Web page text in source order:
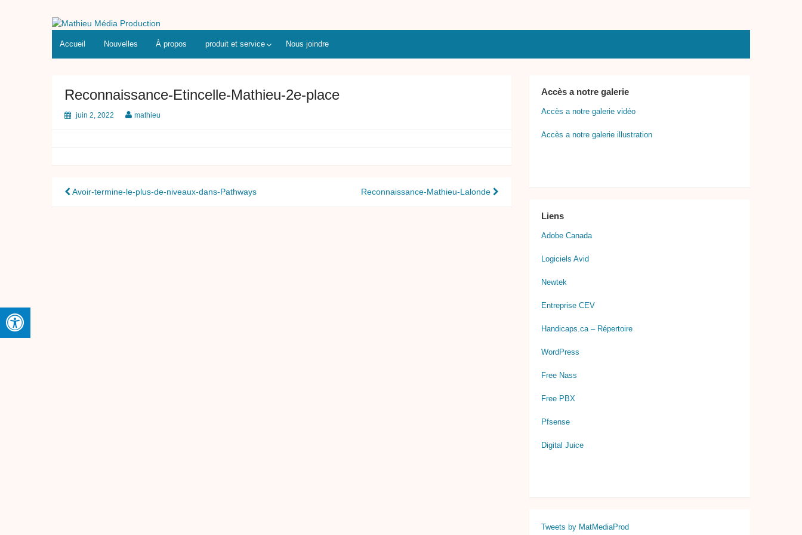
Mathieu Média Production
Transferts et Montage Vidéo
Accueil Nouvelles À propos produit et service Nous joindre
Reconnaissance-Etincelle-Mathieu-2e-place
juin 2, 2022 mathieu
Navigation
Avoir-termine-le-plus-de-niveaux-dans-Pathways Reconnaissance-Mathieu-Lalonde
Accès a notre galerie
Accès a notre galerie vidéo
Accès a notre galerie illustration
Liens
Adobe Canada
Logiciels Avid
Newtek
Entreprise CEV
Handicaps.ca – Répertoire
WordPress
Free Nass
Free PBX
Pfsense
Digital Juice
Tweets by MatMediaProd